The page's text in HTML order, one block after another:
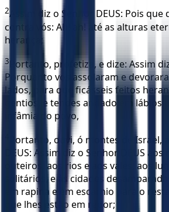
2Assim diz o Senhor DEUS: Pois que
contra vós: Ah! ah! até as alturas
herança;
3
Portanto, profetiza, e dize: Assim
Porquanto vos assolaram e
lados, para que ficásseis feitos
gentios, e tendes andado em lábios
infâmia do povo,
Portanto, ouvi, ó montes de Israel,
DEUS: Assim diz o Senhor DEUS aos
outeiros, aos rios e aos vales, aos
solitários, e às cidades
em rapina e em escárnio para o
que lhes estão em redor;